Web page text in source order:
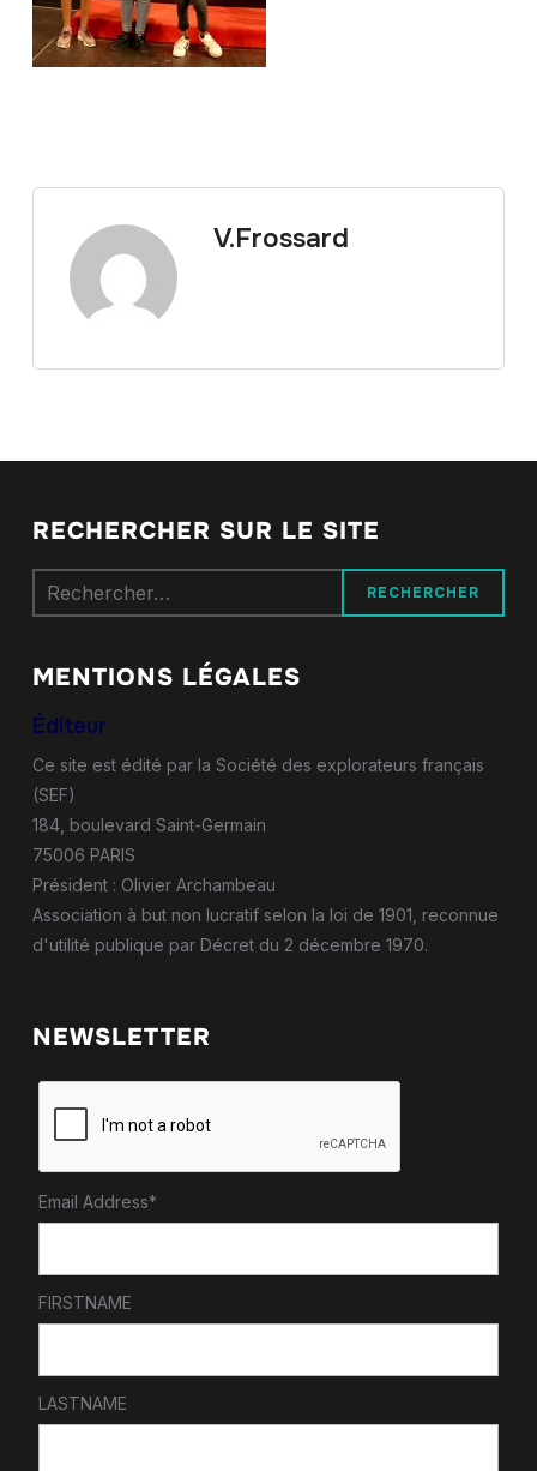
V.Frossard
RECHERCHER SUR LE SITE
Rechercher :
MENTIONS LÉGALES
Éditeur
Ce site est édité par la Société des explorateurs français
(SEF)
184, boulevard Saint-Germain
75006 PARIS
Président : Olivier Archambeau
Association à but non lucratif selon la loi de 1901, reconnue
d'utilité publique par Décret du 2 décembre 1970.
NEWSLETTER
Email Address*
FIRSTNAME
LASTNAME